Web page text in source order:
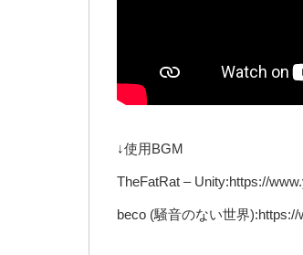
↓使用BGM
TheFatRat – Unity:https://
beco (騒音のない世界